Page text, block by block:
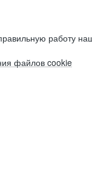
работу
файлов cookie